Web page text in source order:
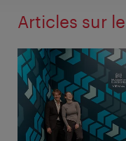
Articles sur